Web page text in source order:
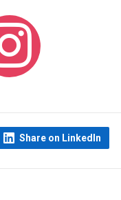
Share on LinkedIn